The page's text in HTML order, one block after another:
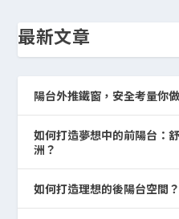
最新文章
陽台外推鐵窗，安全考量你
如何打造夢想中的前陽台：
洲？
如何打造理想的後陽台空間？